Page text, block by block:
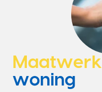
Maatwerk
woning